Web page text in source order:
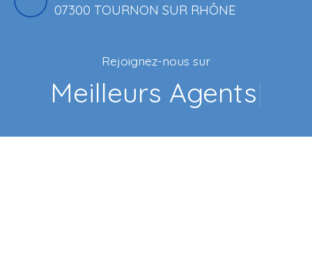
07300 TOURNON SUR RHÔNE
Rejoignez-nous sur
Faceb|